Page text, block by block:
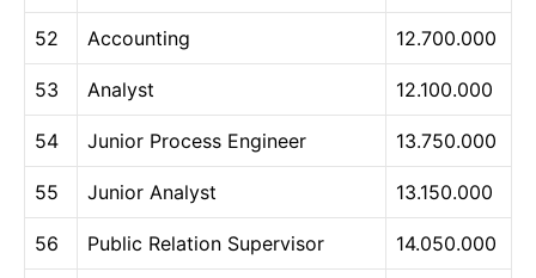
52 Accounting 12.700.000
53 Analyst 12.100.000
54 Junior Process Engineer 13.750.000
55 Junior Analyst 13.150.000
56 Public Relation Supervisor 14.050.000